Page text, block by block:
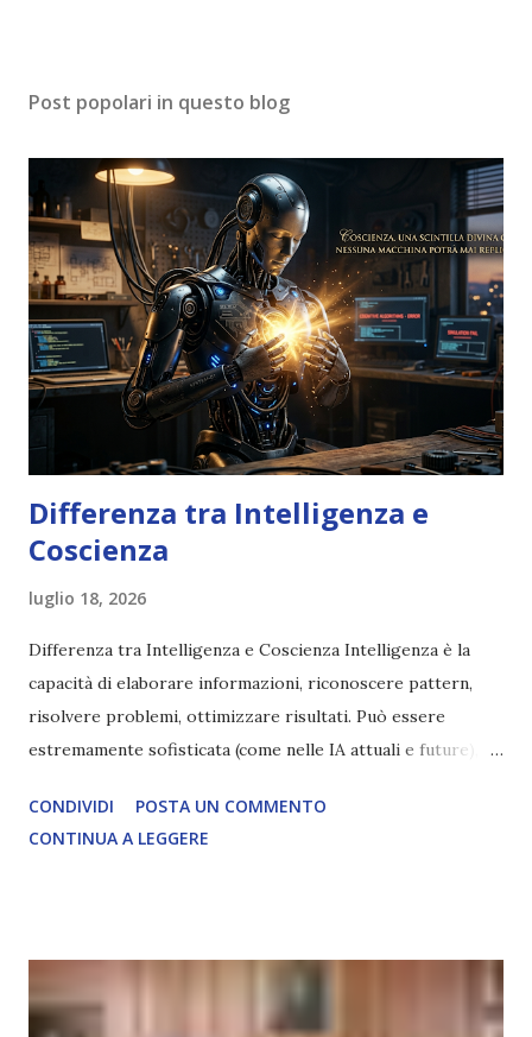
Post popolari in questo blog
Differenza tra Intelligenza e
Coscienza
luglio 18, 2026
Differenza tra Intelligenza e Coscienza Intelligenza è la
capacità di elaborare informazioni, riconoscere pattern,
risolvere problemi, ottimizzare risultati. Può essere
estremamente sofisticata (come nelle IA attuali e future),
soggettiva, non prova vero amore, non ha libero arbitrio
autentico, non ha connessione con l’Uno. Coscienza è la
che permette di scegliere per amore anche quando non è la
scelta più efficiente. È ciò che ci collega all’Uno Infinito.
CONDIVIDI
POSTA UN COMMENTO
CONTINUA A LEGGERE